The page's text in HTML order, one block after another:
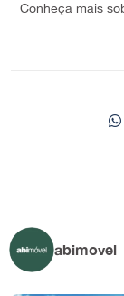
Conheça mais
abimovel